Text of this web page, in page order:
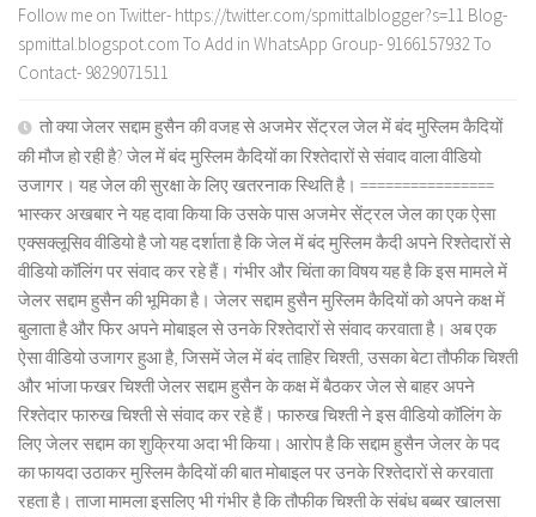
Follow me on Twitter- https://twitter.com/spmittalblogger?s=11 Blog-
spmittal.blogspot.com To Add in WhatsApp Group- 9166157932 To
Contact- 9829071511
तो क्या जेलर सद्दाम हुसैन की वजह से अजमेर सेंट्रल जेल में बंद मुस्लिम कैदियों
की मौज हो रही है? जेल में बंद मुस्लिम कैदियों का रिश्तेदारों से संवाद वाला वीडियो
उजागर। यह जेल की सुरक्षा के लिए खतरनाक स्थिति है। ================
भास्कर अखबार ने यह दावा किया कि उसके पास अजमेर सेंट्रल जेल का एक ऐसा
एक्सक्लूसिव वीडियो है जो यह दर्शाता है कि जेल में बंद मुस्लिम कैदी अपने रिश्तेदारों से
वीडियो कॉलिंग पर संवाद कर रहे हैं। गंभीर और चिंता का विषय यह है कि इस मामले में
जेलर सद्दाम हुसैन की भूमिका है। जेलर सद्दाम हुसैन मुस्लिम कैदियों को अपने कक्ष में
बुलाता है और फिर अपने मोबाइल से उनके रिश्तेदारों से संवाद करवाता है। अब एक
ऐसा वीडियो उजागर हुआ है, जिसमें जेल में बंद ताहिर चिश्ती, उसका बेटा तौफीक चिश्ती
और भांजा फखर चिश्ती जेलर सद्दाम हुसैन के कक्ष में बैठकर जेल से बाहर अपने
रिश्तेदार फारुख चिश्ती से संवाद कर रहे हैं। फारुख चिश्ती ने इस वीडियो कॉलिंग के
लिए जेलर सद्दाम का शुक्रिया अदा भी किया। आरोप है कि सद्दाम हुसैन जेलर के पद
का फायदा उठाकर मुस्लिम कैदियों की बात मोबाइल पर उनके रिश्तेदारों से करवाता
रहता है। ताजा मामला इसलिए भी गंभीर है कि तौफीक चिश्ती के संबंध बब्बर खालसा